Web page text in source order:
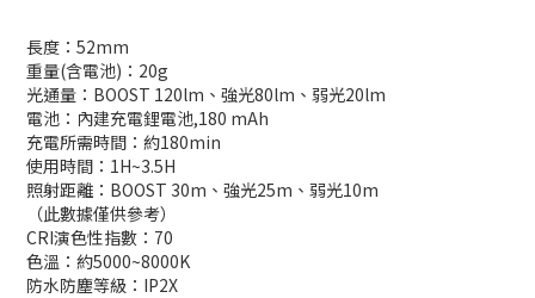
長度：52mm
重量(含電池)：20g
光通量：BOOST 120lm、強光80lm、弱光20lm
電池：內建充電鋰電池,180 mAh
充電所需時間：約180min
使用時間：1H~3.5H
照射距離：BOOST 30m、強光25m、弱光10m
（此數據僅供參考）
CRI演色性指數：70
色溫：約5000~8000K
防水防塵等級：IP2X